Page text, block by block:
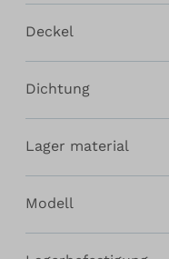
Deckel
Dichtung
Lager material
Modell